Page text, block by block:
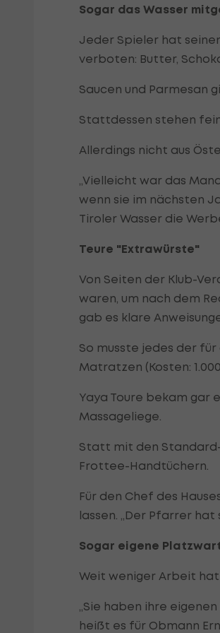
Sogar das Wasser
Jeder Spieler hat
verboten: Butter,
Saucen und Parmesan
Stattdessen stehen
Allerdings nicht aus
„Vielleicht war das
wenn sie im nächsten
Tiroler Wasser die
Teure "Extrawürste"
Von Seiten der Klub-
waren, um nach dem
gab es klare
So musste jedes der
Matratzen (Kosten:
Yaya Toure bekam gar
Massageliege.
Statt mit den
Frottee-Handtüchern.
Für den Chef des
lassen. „Der Pfarrer hat
Sogar eigene
Weit weniger Arbeit
„Sie haben ihre
heißt es für Obmann